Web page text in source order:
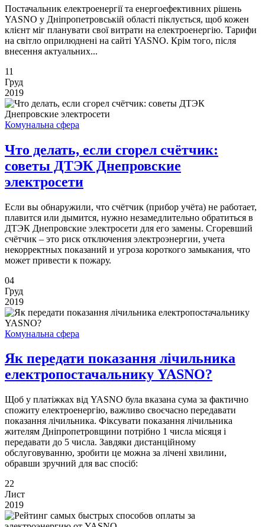
Постачальник електроенергії та енергоефективних рішень
YASNO у Дніпропетровській області піклується, щоб кожен
клієнт міг планувати свої витрати на електроенергію. Тарифи
на світло оприлюднені на сайті YASNO. Крім того, після
внесення актуальних...
11
Груд
2019
Комунальна сфера
Что делать, если сгорел счётчик:
советы ДТЭК Днепровские
электросети
Если вы обнаружили, что счётчик (прибор учёта) не работает,
плавится или дымится, нужно незамедлительно обратиться в
ДТЭК Днепровские электросети для его замены. Сгоревший
счётчик – это риск отключения электроэнергии, учета
некорректных показаний и угроза короткого замыкания, что
может привести к пожару.
04
Груд
2019
Комунальна сфера
Як передати показання лічильника
електропостачальнику YASNO?
Щоб у платіжках від YASNО була вказана сума за фактично
спожиту електроенергію, важливо своєчасно передавати
показання лічильника. Фіксувати показання лічильника
жителям Дніпропетровщини потрібно 1 числа місяця і
передавати до 5 числа. Завдяки дистанційному
обслуговуванню, зробити це можна за лічені хвилини,
обравши зручний для вас спосіб:
22
Лист
2019